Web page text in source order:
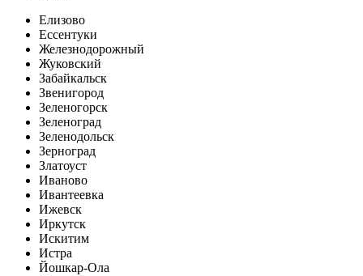
Елизово
Ессентуки
Железнодорожный
Жуковский
Забайкальск
Звенигород
Зеленогорск
Зеленоград
Зеленодольск
Зерноград
Златоуст
Иваново
Ивантеевка
Ижевск
Иркутск
Искитим
Истра
Йошкар-Ола